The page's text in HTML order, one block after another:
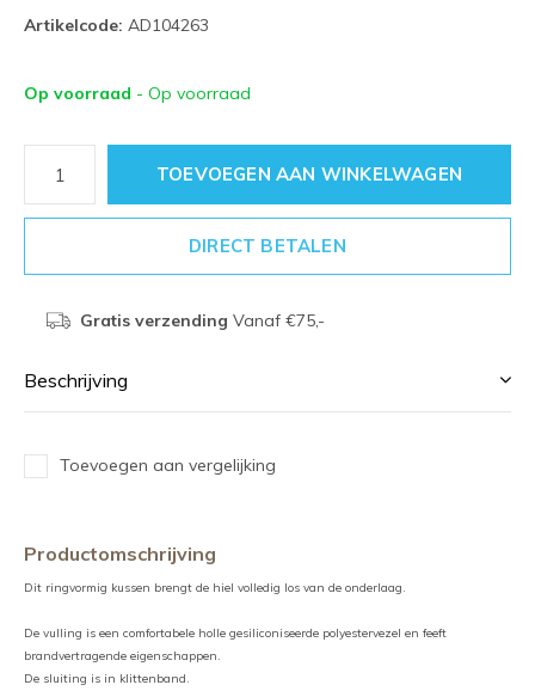
Artikelcode: AD104263
Op voorraad - Op voorraad
TOEVOEGEN AAN WINKELWAGEN
DIRECT BETALEN
Gratis verzending Vanaf €75,-
Beschrijving
Toevoegen aan vergelijking
Productomschrijving
Dit ringvormig kussen brengt de hiel volledig los van de onderlaag.
De vulling is een comfortabele holle gesiliconiseerde polyestervezel en feeft
brandvertragende eigenschappen.
De sluiting is in klittenband.